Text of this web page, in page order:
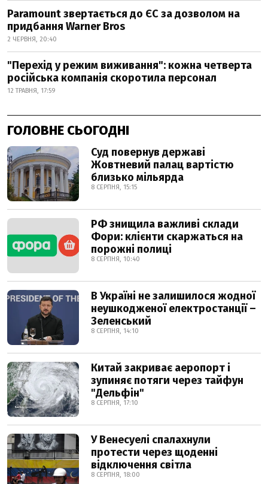
Paramount звертається до ЄС за дозволом на
придбання Warner Bros
2 ЧЕРВНЯ, 20:40
"Перехід у режим виживання": кожна четверта
російська компанія скоротила персонал
12 ТРАВНЯ, 17:59
ГОЛОВНЕ СЬОГОДНІ
Суд повернув державі
Жовтневий палац вартістю
близько мільярда
8 СЕРПНЯ, 15:15
РФ знищила важливі склади
Фори: клієнти скаржаться на
порожні полиці
8 СЕРПНЯ, 10:40
В Україні не залишилося жодної
неушкодженої електростанції –
Зеленський
8 СЕРПНЯ, 14:10
Китай закриває аеропорт і
зупиняє потяги через тайфун
"Дельфін"
8 СЕРПНЯ, 17:10
У Венесуелі спалахнули
протести через щоденні
відключення світла
8 СЕРПНЯ, 18:00